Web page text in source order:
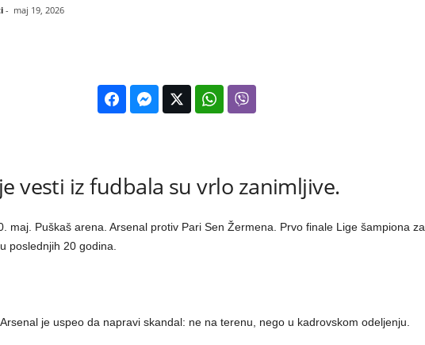
- maj 19, 2026
vesti iz fudbala su vrlo zanimljive.
maj. Puškaš arena. Arsenal protiv Pari Sen Žermena. Prvo finale Lige šampiona za
poslednjih 20 godina.
je uspeo da napravi skandal: ne na terenu, nego u kadrovskom odeljenju.